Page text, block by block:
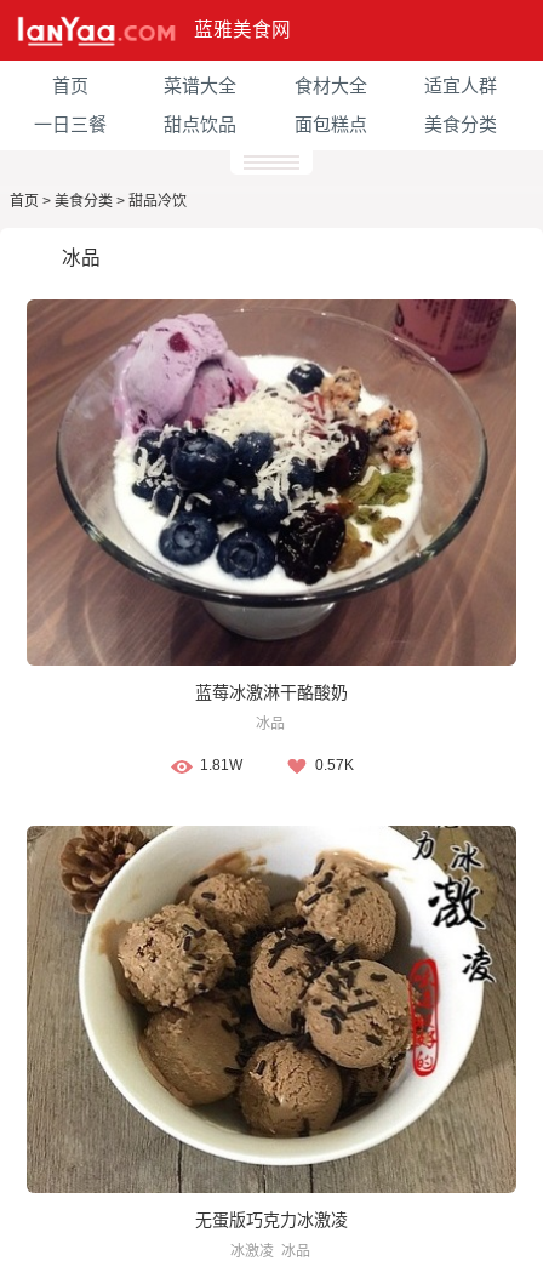
蓝雅美食网
首页 菜谱大全 食材大全
适宜人群
一日三餐
甜点饮品 面包糕点 美食分类
首页 > 美食分类 > 甜品冷饮
冰品
蓝莓冰激淋干酪酸奶
冰品
1.81W 0.57K
无蛋版巧克力冰激凌
冰激凌 冰品